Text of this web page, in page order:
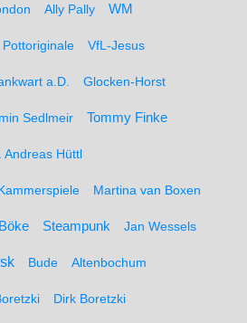
Ally Pally WM
Pottoriginale VfL-Jesus
a.D. Glocken-Horst
Sedlmeir Tommy Finke
Andreas Hüttl
Martina van Boxen
Steampunk Jan Wessels
Bude Altenbochum
Dirk Boretzki